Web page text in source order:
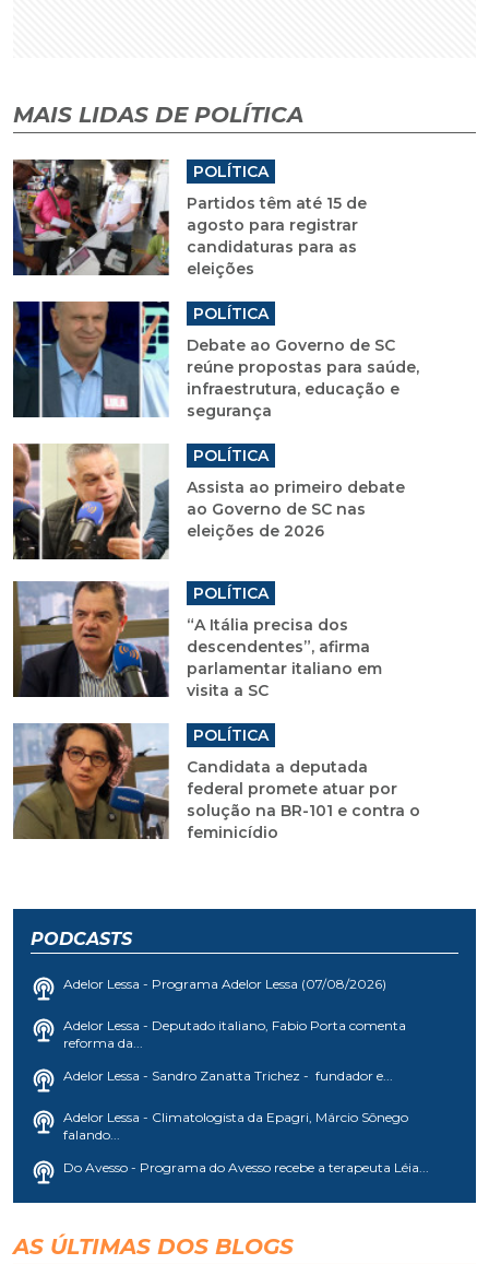
MAIS LIDAS DE POLÍTICA
POLÍTICA
Partidos têm até 15 de
agosto para registrar
candidaturas para as
eleições
POLÍTICA
Debate ao Governo de SC
reúne propostas para saúde,
infraestrutura, educação e
segurança
POLÍTICA
Assista ao primeiro debate
ao Governo de SC nas
eleições de 2026
POLÍTICA
“A Itália precisa dos
descendentes”, afirma
parlamentar italiano em
visita a SC
POLÍTICA
Candidata a deputada
federal promete atuar por
solução na BR-101 e contra o
feminicídio
PODCASTS
Adelor Lessa - Programa Adelor Lessa (07/08/2026)
Adelor Lessa - Deputado italiano, Fabio Porta comenta
reforma da...
Adelor Lessa - Sandro Zanatta Trichez - fundador e...
Adelor Lessa - Climatologista da Epagri, Márcio Sônego
falando...
Do Avesso - Programa do Avesso recebe a terapeuta Léia...
AS ÚLTIMAS DOS BLOGS